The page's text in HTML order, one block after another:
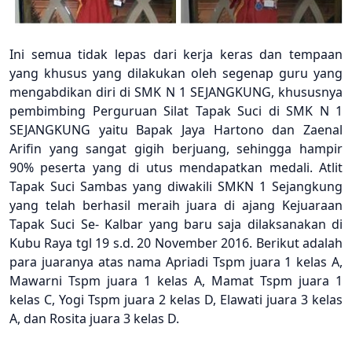
Ini semua tidak lepas dari kerja keras dan tempaan
yang khusus yang dilakukan oleh segenap guru yang
mengabdikan diri di SMK N 1 SEJANGKUNG, khususnya
pembimbing Perguruan Silat Tapak Suci di SMK N 1
SEJANGKUNG yaitu Bapak Jaya Hartono dan Zaenal
Arifin yang sangat gigih berjuang, sehingga hampir
90% peserta yang di utus mendapatkan medali. Atlit
Tapak Suci Sambas yang diwakili SMKN 1 Sejangkung
yang telah berhasil meraih juara di ajang Kejuaraan
Tapak Suci Se- Kalbar yang baru saja dilaksanakan di
Kubu Raya tgl 19 s.d. 20 November 2016. Berikut adalah
para juaranya atas nama Apriadi Tspm juara 1 kelas A,
Mawarni Tspm juara 1 kelas A, Mamat Tspm juara 1
kelas C, Yogi Tspm juara 2 kelas D, Elawati juara 3 kelas
A, dan Rosita juara 3 kelas D.